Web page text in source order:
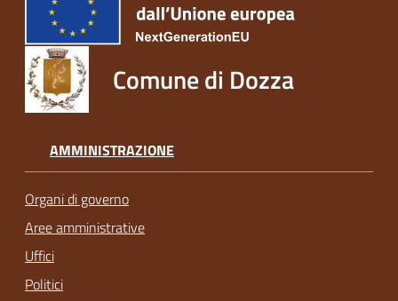
Comune di Dozza
AMMINISTRAZIONE
Organi di governo
Aree amministrative
Uffici
Politici